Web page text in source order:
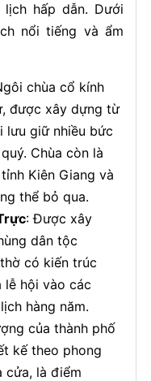
hấp dẫn. Dưới
nổi tiếng và ẩm
chùa cổ kính
được xây dựng từ
lưu giữ nhiều bức
Chùa còn là
Kiên Giang và
thể bỏ qua.
: Được xây
dân tộc
có kiến trúc
lễ hội vào các
hàng năm.
của thành phố
kế theo phong
cửa, là điểm